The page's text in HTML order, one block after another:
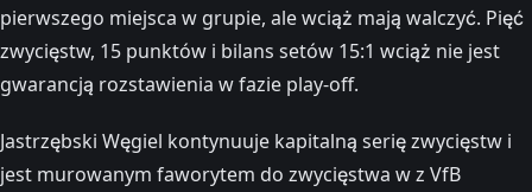
pierwszego miejsca w grupie, ale wciąż mają walczyć. Pięć
zwycięstw, 15 punktów i bilans setów 15:1 wciąż nie jest
gwarancją rozstawienia w fazie play-off.
Jastrzębski Węgiel kontynuuje kapitalną serię zwycięstw i
jest murowanym faworytem do zwycięstwa w z VfB